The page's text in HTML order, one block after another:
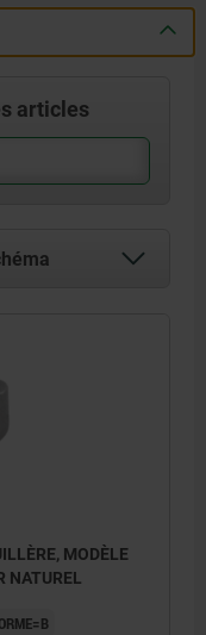
articles
MODÈLE
NATUREL